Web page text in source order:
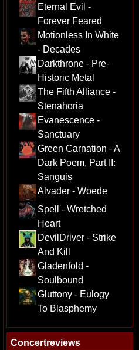
Eternal Evil -
Forever Feared
Motionless In White
- Decades
Darkthrone - Pre-
Historic Metal
The Fifth Alliance -
Stenahoria
Evanescence -
Sanctuary
Green Carnation - A
Dark Poem, Part II:
Sanguis
Alvader - Woede
Spell - Wretched
Heart
DevilDriver - Strike
And Kill
Gladenfold -
Soulbound
Gluttony - Eulogy
To Blasphemy
Concertreviews